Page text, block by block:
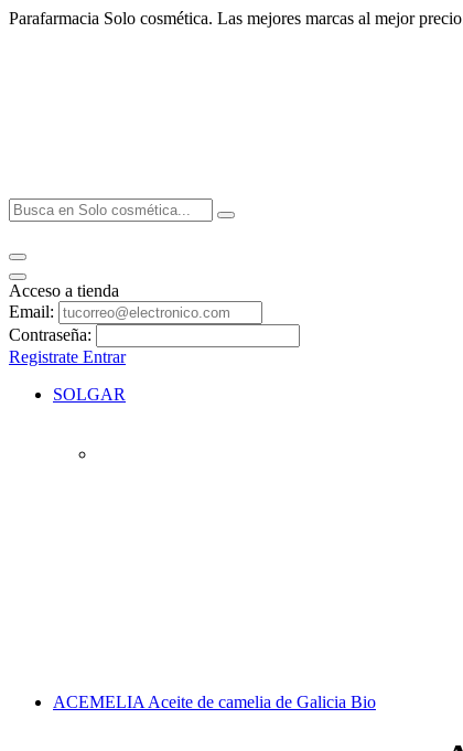
Parafarmacia Solo cosmética. Las mejores marcas al mejor
Acceso a tienda
Email:
Contraseña:
Registrate Entrar
SOLGAR
ACEMELIA Aceite de camelia de Galicia Bio